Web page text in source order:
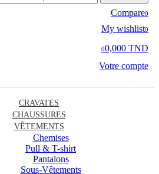
Compare0
My wishlist0
00,000 TND
Votre compte
CRAVATES
CHAUSSURES
VÊTEMENTS
Chemises
Pull & T-shirt
Pantalons
Sous-Vêtements